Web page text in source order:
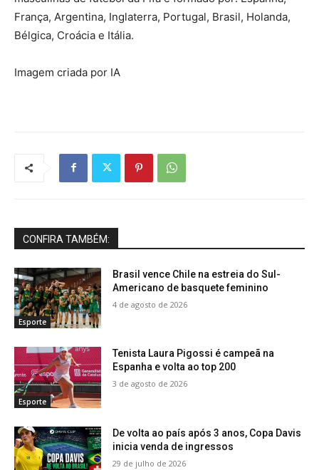
França, Argentina, Inglaterra, Portugal, Brasil, Holanda,
Bélgica, Croácia e Itália.
Imagem criada por IA
CONFIRA TAMBÉM:
Esporte
Brasil vence Chile na estreia do Sul-
Americano de basquete feminino
4 de agosto de 2026
Esporte
Tenista Laura Pigossi é campeã na
Espanha e volta ao top 200
3 de agosto de 2026
De volta ao país após 3 anos, Copa Davis
inicia venda de ingressos
29 de julho de 2026